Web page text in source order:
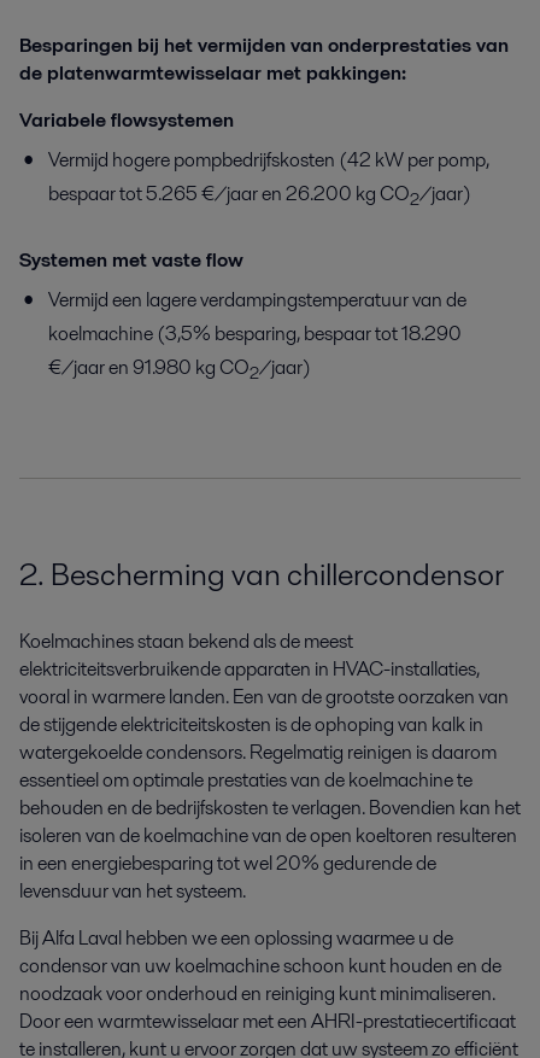
Besparingen bij het vermijden van onderprestaties van
de platenwarmtewisselaar met pakkingen:
Variabele flowsystemen
Vermijd hogere pompbedrijfskosten (42 kW per pomp,
bespaar tot 5.265 €/jaar en 26.200 kg CO2/jaar)
Systemen met vaste flow
Vermijd een lagere verdampingstemperatuur van de
koelmachine (3,5% besparing, bespaar tot 18.290
€/jaar en 91.980 kg CO2/jaar)
2. Bescherming van chillercondensor
Koelmachines staan bekend als de meest
elektriciteitsverbruikende apparaten in HVAC-installaties,
vooral in warmere landen. Een van de grootste oorzaken van
de stijgende elektriciteitskosten is de ophoping van kalk in
watergekoelde condensors. Regelmatig reinigen is daarom
essentieel om optimale prestaties van de koelmachine te
behouden en de bedrijfskosten te verlagen. Bovendien kan het
isoleren van de koelmachine van de open koeltoren resulteren
in een energiebesparing tot wel 20% gedurende de
levensduur van het systeem.
Bij Alfa Laval hebben we een oplossing waarmee u de
condensor van uw koelmachine schoon kunt houden en de
noodzaak voor onderhoud en reiniging kunt minimaliseren.
Door een warmtewisselaar met een AHRI-prestatiecertificaat
te installeren, kunt u ervoor zorgen dat uw systeem zo efficiënt